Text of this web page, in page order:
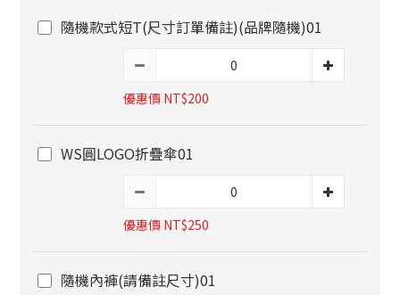
隨機款式短T(尺寸訂單備註)(品牌隨機)01
優惠價 NT$200
WS圓LOGO折疊傘01
優惠價 NT$250
隨機內褲(請備註尺寸)01